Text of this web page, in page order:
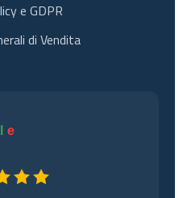
e GDPR
di Vendita
e